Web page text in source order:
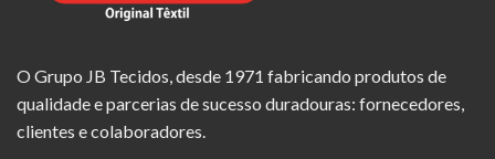
O Grupo JB Tecidos, desde 1971 fabricando produtos de
qualidade e parcerias de sucesso duradouras: fornecedores,
clientes e colaboradores.